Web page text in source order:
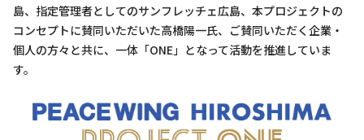
島、指定管理者としてのサンフレッチェ広島、本プロジェクトの
コンセプトに賛同いただいた高橋陽一氏、ご賛同いただく企業・
個人の方々と共に、一体「ONE」となって活動を推進していま
す。